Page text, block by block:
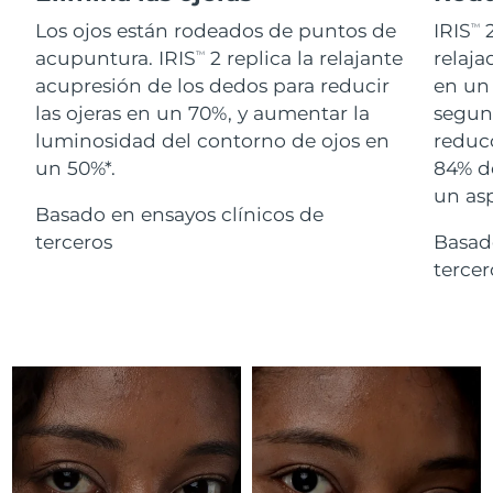
Los ojos están rodeados de puntos de
acupuntura. IRISTM
2 replica la relajante
acupresión de los dedos para reducir
las ojeras en un 70%, y aumentar la
luminosidad del contorno de ojos en
un 50%*.
Basado en ensayos clínicos de
terceros
IRISTM
en
84%
un
For healthy hair
18% PAP
Cosméticos Hombres
Comprar todo
Israel Entrega prevista 8/16/26
Italia Entrega prevista 8/12/26
Japón Entrega prevista 8/15/26
Jersey
Kazajistán 8/14/26
Líbano Entrega prevista
Lituania Entrega prevista